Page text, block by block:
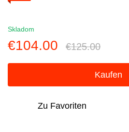
Skladom
€104.00 €125.00
Kaufen
Zu Favoriten